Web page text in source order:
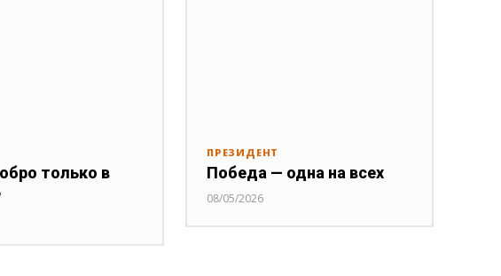
только в
ПРЕЗИДЕНТ
Победа — одна на всех
08/05/2026